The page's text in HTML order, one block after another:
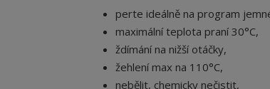
perte ideálně na program
maximální teplota praní 30°C,
ždímání na nižší otáčky,
žehlení max na 110°C,
nebělit, chemicky nečistit,